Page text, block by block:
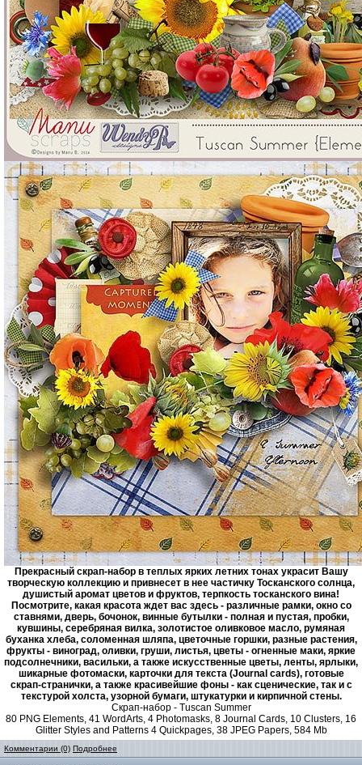
Прекрасный скрап-набор в теплых ярких летних тонах украсит Вашу
творческую коллекцию и привнесет в нее частичку Тосканского солнца,
душистый аромат цветов и фруктов, терпкость тосканского вина!
Посмотрите, какая красота ждет вас здесь - различные рамки, окно со
ставнями, дверь, бочонок, винные бутылки - полная и пустая, пробки,
кувшины, серебряная вилка, золотистое оливковое масло, румяная
буханка хлеба, соломенная шляпа, цветочные горшки, разные растения,
фрукты - виноград, оливки, груши, листья, цветы - огненные маки, яркие
подсолнечники, васильки, а также искусственные цветы, ленты, ярлыки,
шикарные фотомаски, карточки для текста (Journal cards), готовые
скрап-странички, а также красивейшие фоны - как сценические, так и с
текстурой холста, узорной бумаги, штукатурки и кирпичной стены.
Скрап-набор - Tuscan Summer
80 PNG Elements, 41 WordArts, 4 Photomasks, 8 Journal Cards, 10 Clusters, 16
Glitter Styles and Patterns 4 Quickpages, 38 JPEG Papers, 584 Mb
Комментарии (0) Подробнее